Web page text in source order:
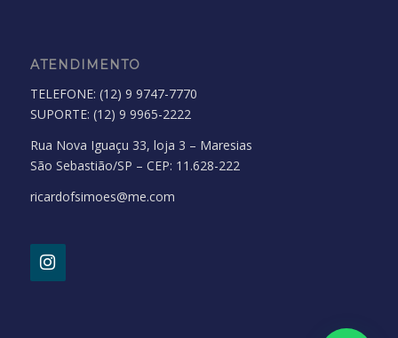
ATENDIMENTO
TELEFONE: (12) 9 9747-7770
SUPORTE: (12) 9 9965-2222
Rua Nova Iguaçu 33, loja 3 – Maresias
São Sebastião/SP – CEP: 11.628-222
ricardofsimoes@me.com